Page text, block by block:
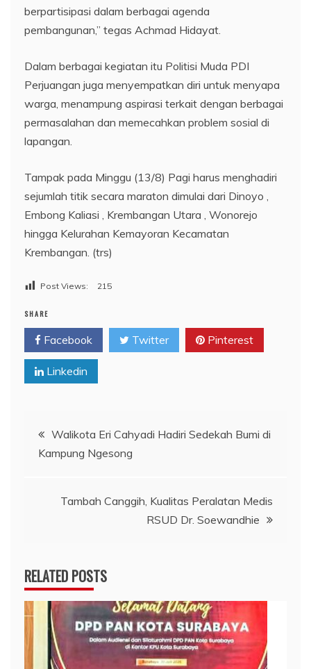
berpartisipasi dalam berbagai agenda
pembangunan,” tegas Achmad Hidayat.
Dalam berbagai kegiatan itu Politisi Muda PDI
Perjuangan juga menyempatkan diri untuk menyapa
warga, menampung aspirasi terkait dengan berbagai
permasalahan dan memecahkan problem sosial di
lapangan.
Tampak pada Minggu (13/8) Pagi harus menghadiri
sejumlah titik secara maraton dimulai dari Dinoyo ,
Embong Kaliasi , Krembangan Utara , Wonorejo
hingga Kelurahan Kemayoran Kecamatan
Krembangan. (trs)
Post Views: 215
SHARE
Facebook Twitter Pinterest
Linkedin
Navigasi
pos
Walikota Eri Cahyadi Hadiri Sedekah Bumi di
Kampung Ngesong
Tambah Canggih, Kualitas Peralatan Medis
RSUD Dr. Soewandhie
RELATED POSTS